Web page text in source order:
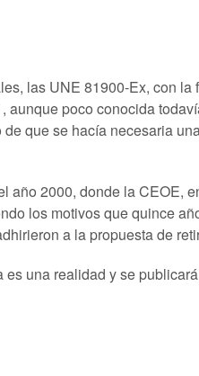
las UNE 81900-Ex, con
poco conocida
que se hacía necesaria
año 2000, donde la CEOE,
los motivos que quince
a la propuesta de
una realidad y se